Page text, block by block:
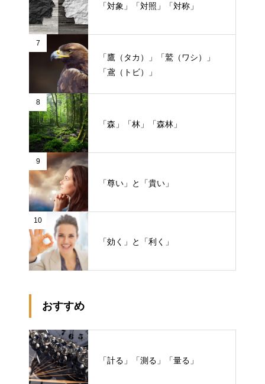
「対象」「対照」「対称」
7
「鷹（タカ）」「鷲（ワシ）」
「鳶（トビ）」
8
「森」「林」「森林」
9
「尊い」と「貴い」
10
「効く」と「利く」
おすすめ
「計る」「測る」「量る」